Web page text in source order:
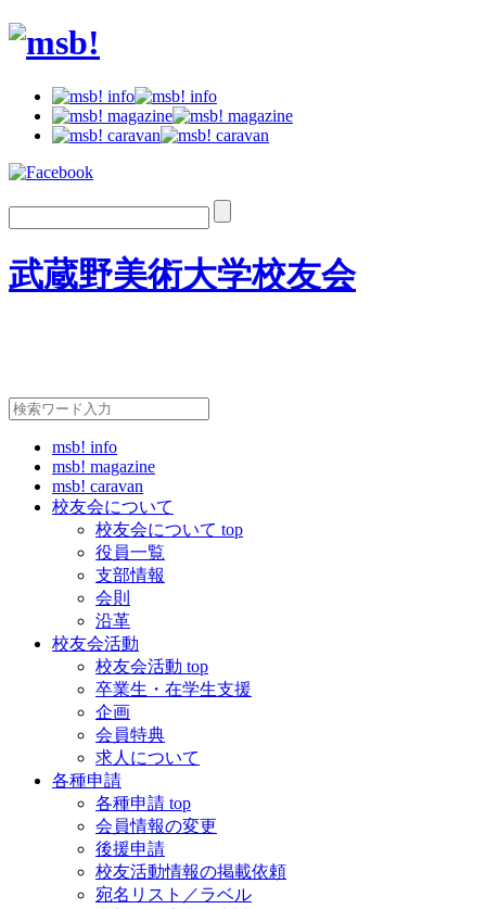
武蔵野美術大学校友会
msb! info
msb! magazine
msb! caravan
校友会について
校友会について top
役員一覧
支部情報
会則
沿革
校友会活動
校友会活動 top
卒業生・在学生支援
企画
会員特典
求人について
各種申請
各種申請 top
会員情報の変更
後援申請
校友活動情報の掲載依頼
宛名リスト／ラベル